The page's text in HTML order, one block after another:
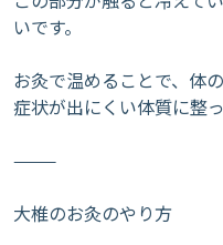
いです。
お灸で温めることで、体
症状が出にくい体質に整っ
⸻
大椎のお灸のやり方